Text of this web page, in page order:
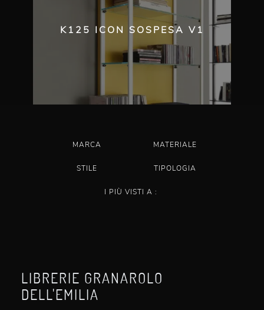
K125 ICON SOSPESA V1
MARCA MATERIALE
STILE TIPOLOGIA
I PIÙ VISTI A :
LIBRERIE GRANAROLO
DELL'EMILIA